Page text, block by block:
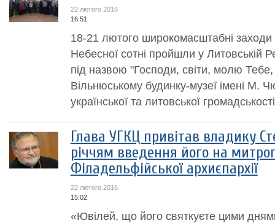
22 лютого 2016
16:51
18-21 лютого широкомасштабні заходи
Небесної сотні пройшли у Литовській
під назвою "Господи, світи, молю
Вільнюському будинку-музеї імені М.
української та литовської
Глава УГКЦ привітав владику
річчям введення його на
Філадельфійської архиєпархії
22 лютого 2016
15:02
«Ювілей, що його святкуєте цими